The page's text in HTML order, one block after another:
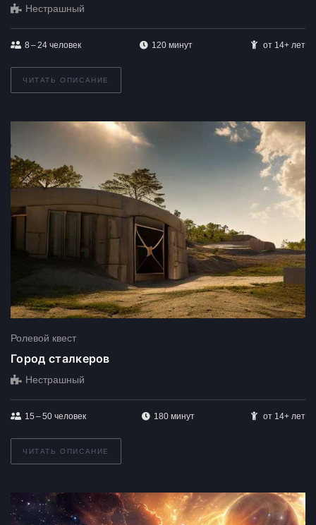
Нестрашный
8 – 24 человек 120 минут от 14+ лет
ЧИТАТЬ ОПИСАНИЕ
Ролевой квест
Город сталкеров
Нестрашный
15 – 50 человек 180 минут от 14+ лет
ЧИТАТЬ ОПИСАНИЕ